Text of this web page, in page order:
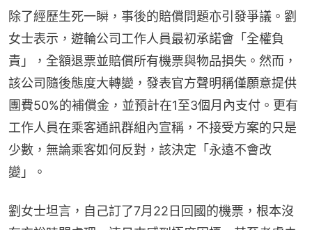
除了經歷生死一瞬，事後的賠償問題亦引發爭議。劉
女士表示，遊輪公司工作人員最初承諾會「全權負
責」，全額退票並賠償所有機票與物品損失。然而，
該公司隨後態度大轉變，發表官方聲明稱僅願意提供
團費50%的補償金，並預計在1至3個月內支付。更有
工作人員在乘客通訊群組內宣稱，不接受方案的只是
少數，無論乘客如何反對，該決定「永遠不會改
變」。
劉女士坦言，自己訂了7月22日回國的機票，根本沒